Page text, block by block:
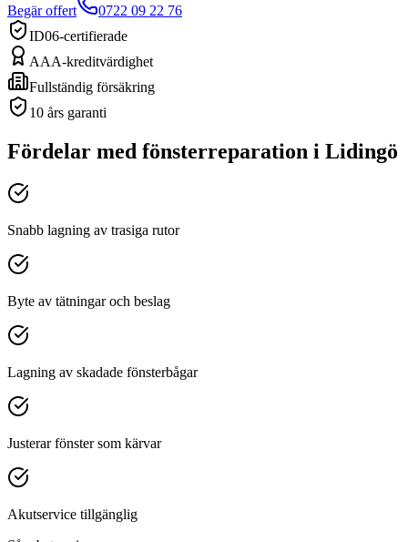
Begär offert
0722 09 22 76
ID06-certifierade
AAA-kreditvärdighet
Fullständig försäkring
10 års garanti
Fördelar med fönsterreparation i Lidingö
Snabb lagning av trasiga rutor
Byte av tätningar och beslag
Lagning av skadade fönsterbågar
Justerar fönster som kärvar
Akutservice tillgänglig